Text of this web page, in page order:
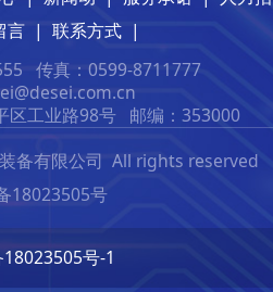
言| 联系方式|
传真：0599-8711777
n
区工业路98号 邮编：353000
备有限公司 All rights reserved
18023505号
18023505号-1